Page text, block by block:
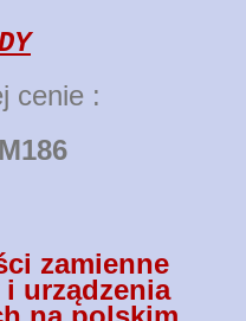
cenie :
zamienne
urządzenia